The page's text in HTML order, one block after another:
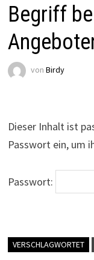
Begriff
von Birdy
Dieser Inhalt ist
Passwort ein, um
Passwort:
VERSCHLAGWORTET